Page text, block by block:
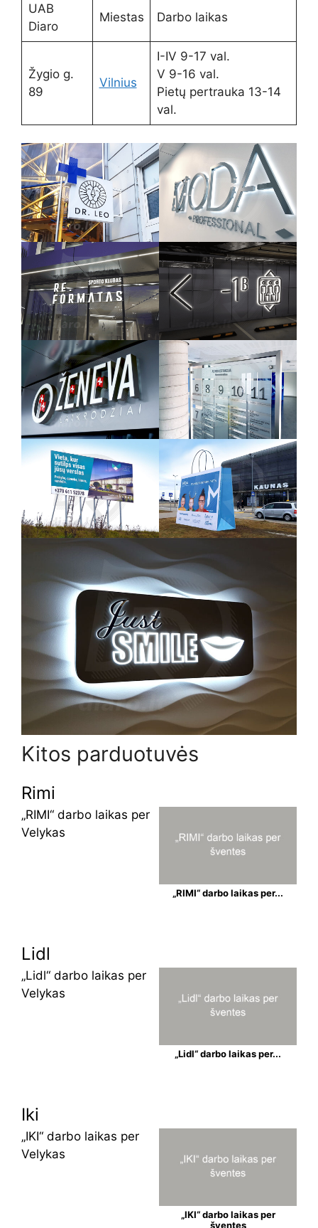
UAB
Diaro
Miestas Darbo laikas
Žygio g.
89
Vilnius
I-IV 9-17 val.
V 9-16 val.
Pietų pertrauka 13-14
val.
Kitos parduotuvės
Rimi
„RIMI“ darbo laikas per
Velykas
„RIMI“ darbo laikas per...
Lidl
„Lidl“ darbo laikas per
Velykas
„Lidl“ darbo laikas per...
Iki
„IKI“ darbo laikas per
Velykas
„IKI“ darbo laikas per
šventes